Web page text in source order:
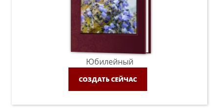
Юбилейный
СОЗДАТЬ СЕЙЧАС